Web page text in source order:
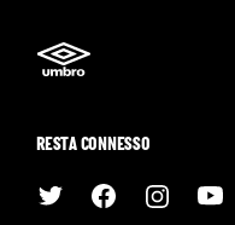
RESTA CONNESSO